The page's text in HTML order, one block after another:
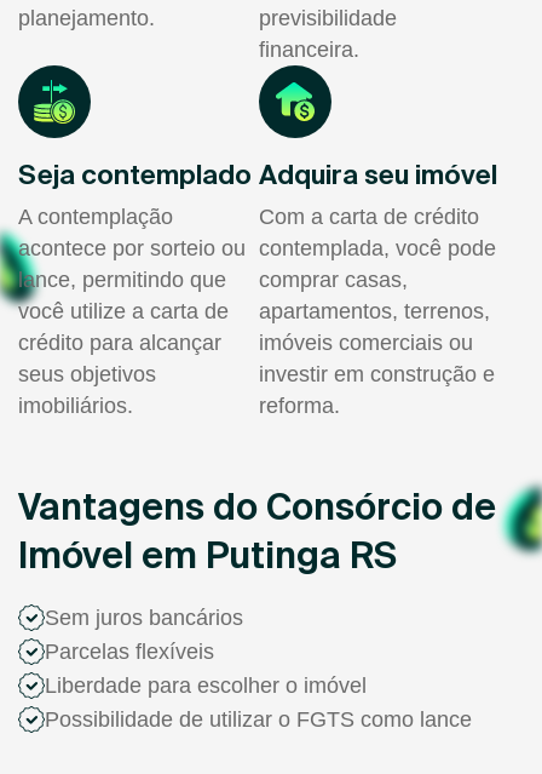
planejamento.
previsibilidade
financeira.
Seja contemplado
A contemplação
acontece por sorteio ou
lance, permitindo que
você utilize a carta de
crédito para alcançar
seus objetivos
imobiliários.
Adquira seu imóvel
Com a carta de crédito
contemplada, você pode
comprar casas,
apartamentos, terrenos,
imóveis comerciais ou
investir em construção e
reforma.
Vantagens do Consórcio de
Imóvel em Putinga RS
Sem juros bancários
Parcelas flexíveis
Liberdade para escolher o imóvel
Possibilidade de utilizar o FGTS como lance